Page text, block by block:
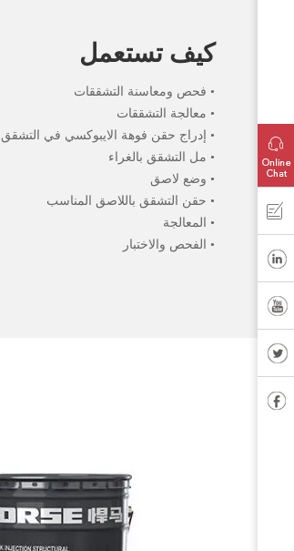
كيف تستعمل
• فحص ومعاسنة التشققات
• معالجة التشققات
• إدراج حقن فوهة الايبوكسي في التشقق
• مل التشقق بالغراء
• وضع لاصق
• حقن التشقق باللاصق المناسب
• المعالجة
• الفحص والاختبار